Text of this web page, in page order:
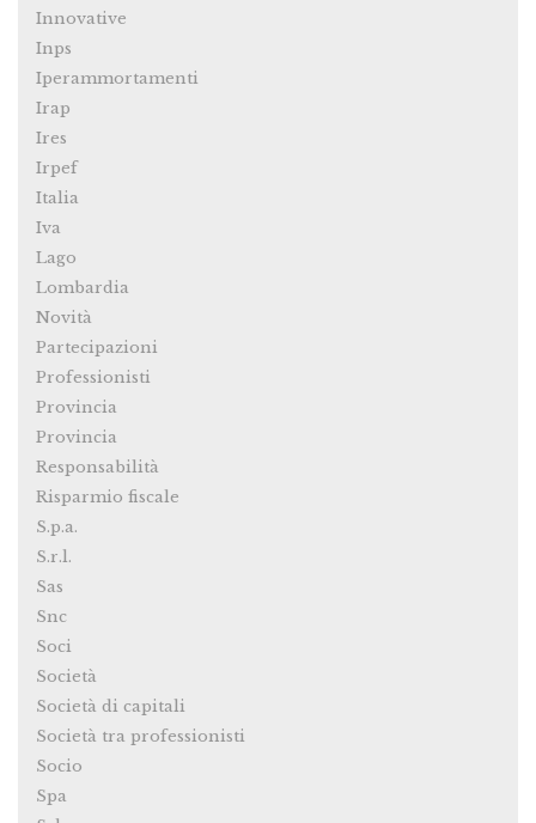
Innovative
Inps
Iperammortamenti
Irap
Ires
Irpef
Italia
Iva
Lago
Lombardia
Novità
Partecipazioni
Professionisti
Provincia
Provincia
Responsabilità
Risparmio fiscale
S.p.a.
S.r.l.
Sas
Snc
Soci
Società
Società di capitali
Società tra professionisti
Socio
Spa